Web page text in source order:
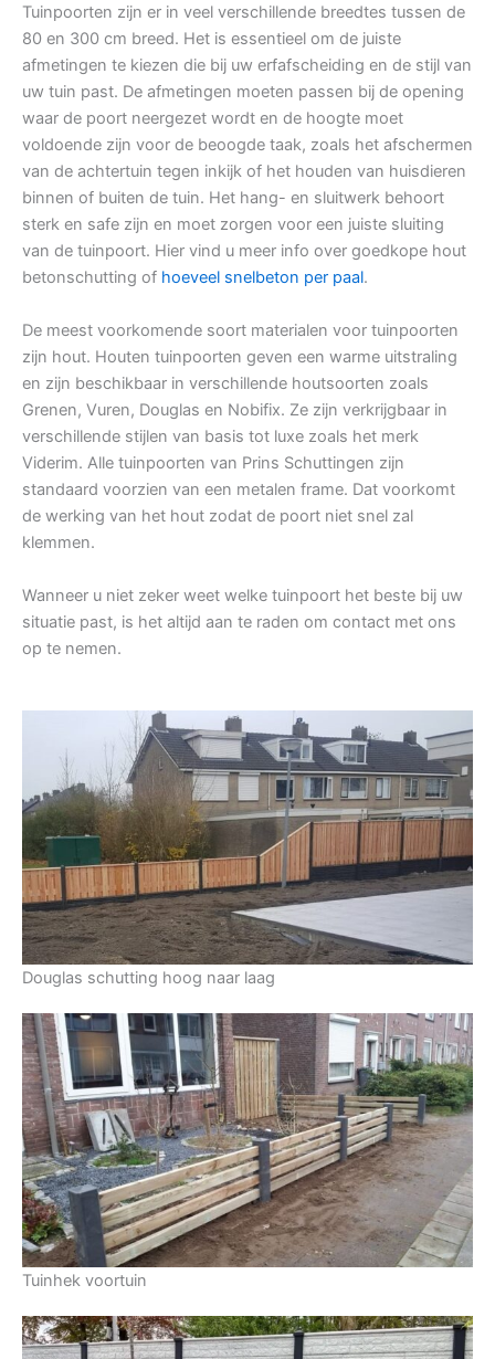
Tuinpoorten zijn er in veel verschillende breedtes tussen de
80 en 300 cm breed. Het is essentieel om de juiste
afmetingen te kiezen die bij uw erfafscheiding en de stijl van
uw tuin past. De afmetingen moeten passen bij de opening
waar de poort neergezet wordt en de hoogte moet
voldoende zijn voor de beoogde taak, zoals het afschermen
van de achtertuin tegen inkijk of het houden van huisdieren
binnen of buiten de tuin. Het hang- en sluitwerk behoort
sterk en safe zijn en moet zorgen voor een juiste sluiting
van de tuinpoort. Hier vind u meer info over goedkope hout
betonschutting of hoeveel snelbeton per paal.
De meest voorkomende soort materialen voor tuinpoorten
zijn hout. Houten tuinpoorten geven een warme uitstraling
en zijn beschikbaar in verschillende houtsoorten zoals
Grenen, Vuren, Douglas en Nobifix. Ze zijn verkrijgbaar in
verschillende stijlen van basis tot luxe zoals het merk
Viderim. Alle tuinpoorten van Prins Schuttingen zijn
standaard voorzien van een metalen frame. Dat voorkomt
de werking van het hout zodat de poort niet snel zal
klemmen.
Wanneer u niet zeker weet welke tuinpoort het beste bij uw
situatie past, is het altijd aan te raden om contact met ons
op te nemen.
Douglas schutting hoog naar laag
Tuinhek voortuin